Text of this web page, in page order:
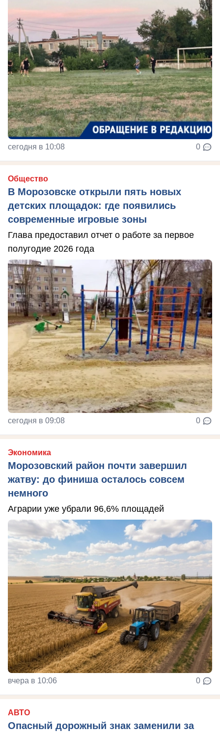
сегодня в 10:08 0
Общество
В Морозовске открыли пять новых
детских площадок: где появились
современные игровые зоны
Глава предоставил отчет о работе за первое
полугодие 2026 года
сегодня в 09:08 0
Экономика
Морозовский район почти завершил
жатву: до финиша осталось совсем
немного
Аграрии уже убрали 96,6% площадей
вчера в 10:06 0
АВТО
Опасный дорожный знак заменили за